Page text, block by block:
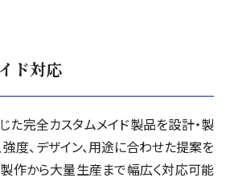
ド対応
た完全カスタムメイド製品を設計・製
強度、デザイン、用途に合わせた提案を
製作から大量生産まで幅広く対応可能